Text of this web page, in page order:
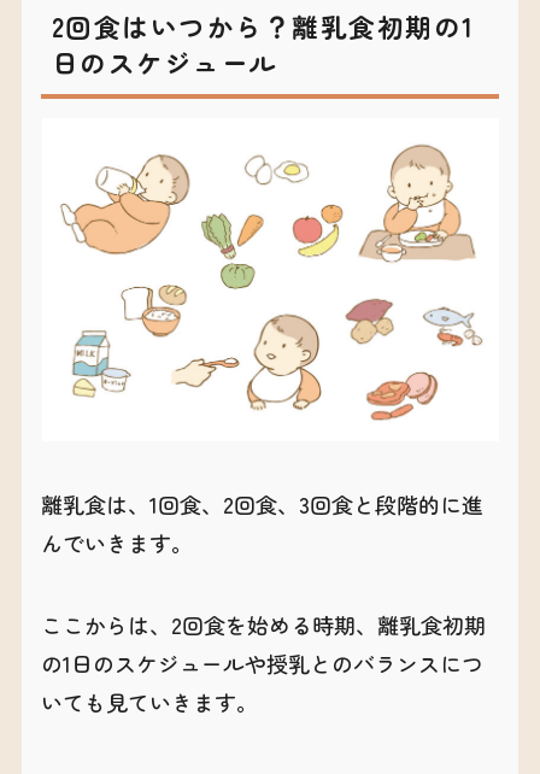
2回食はいつから？離乳食初期の1
日のスケジュール
離乳食は、1回食、2回食、3回食と段階的に進
んでいきます。
ここからは、2回食を始める時期、離乳食初期
の1日のスケジュールや授乳とのバランスにつ
いても見ていきます。